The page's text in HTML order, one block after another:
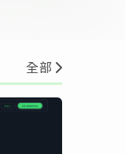
全部